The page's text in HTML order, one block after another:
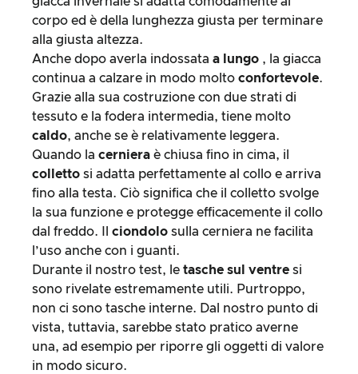
corpo ed è della lunghezza giusta per terminare
alla giusta altezza.
Anche dopo averla indossata a lungo , la giacca
continua a calzare in modo molto confortevole.
Grazie alla sua costruzione con due strati di
tessuto e la fodera intermedia, tiene molto
caldo, anche se è relativamente leggera.
Quando la cerniera è chiusa fino in cima, il
colletto si adatta perfettamente al collo e arriva
fino alla testa. Ciò significa che il colletto svolge
la sua funzione e protegge efficacemente il collo
dal freddo. Il ciondolo sulla cerniera ne facilita
l’uso anche con i guanti.
Durante il nostro test, le tasche sul ventre si
sono rivelate estremamente utili. Purtroppo,
non ci sono tasche interne. Dal nostro punto di
vista, tuttavia, sarebbe stato pratico averne
una, ad esempio per riporre gli oggetti di valore
in modo sicuro.